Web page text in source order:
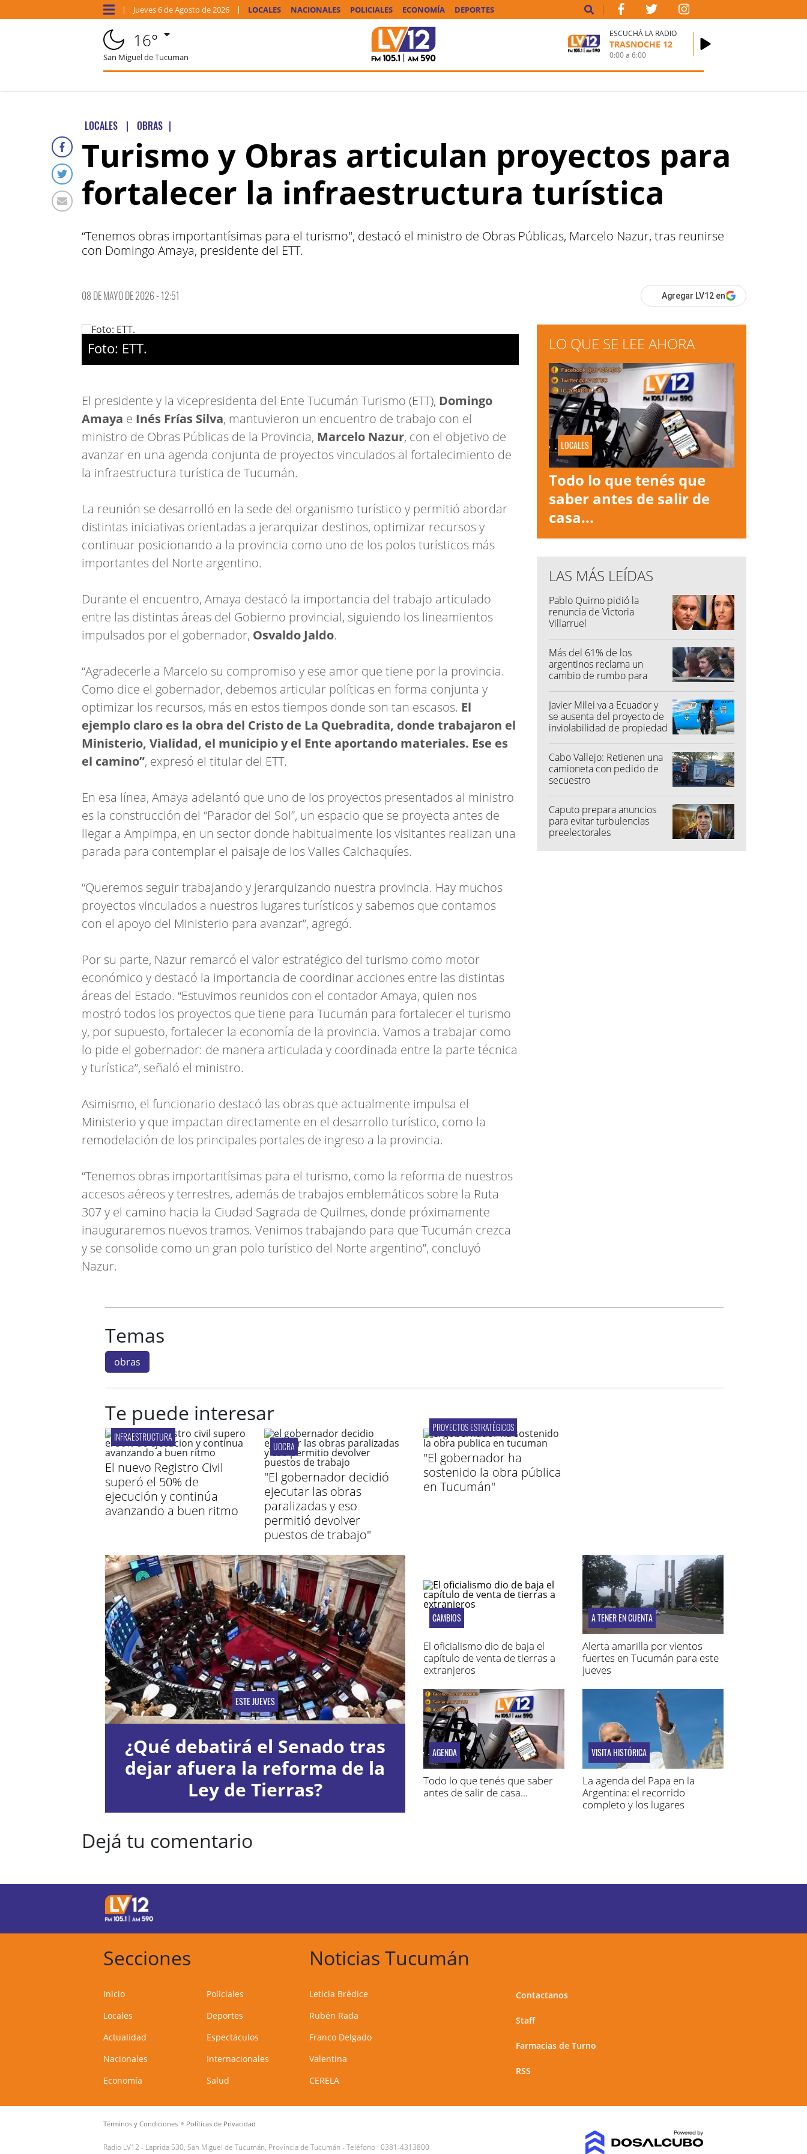
Jueves6 deAgosto de 2026 LOCALES NACIONALES POLICIALES ECONOMÍA DEPORTES
16°
San Miguel de Tucuman
ESCUCHÁ LA RADIO
TRASNOCHE 12
0:00a6:00
LOCALES | OBRAS |
Turismo y Obras articulan proyectos para
fortalecer la infraestructura turística
“Tenemos obras importantísimas para el turismo", destacó el ministro de Obras Públicas, Marcelo Nazur, tras reunirse
con Domingo Amaya, presidente del ETT.
08 DE MAYO DE 2026 - 12:51 Agregar LV12 en
Foto: ETT.
El presidente y la vicepresidenta del Ente Tucumán Turismo (ETT), Domingo
Amaya e Inés Frías Silva, mantuvieron un encuentro de trabajo con el
ministro de Obras Públicas de la Provincia, Marcelo Nazur, con el objetivo de
avanzar en una agenda conjunta de proyectos vinculados al fortalecimiento de
la infraestructura turística de Tucumán.
La reunión se desarrolló en la sede del organismo turístico y permitió abordar
distintas iniciativas orientadas a jerarquizar destinos, optimizar recursos y
continuar posicionando a la provincia como uno de los polos turísticos más
importantes del Norte argentino.
Durante el encuentro, Amaya destacó la importancia del trabajo articulado
entre las distintas áreas del Gobierno provincial, siguiendo los lineamientos
impulsados por el gobernador, Osvaldo Jaldo.
“Agradecerle a Marcelo su compromiso y ese amor que tiene por la provincia.
Como dice el gobernador, debemos articular políticas en forma conjunta y
optimizar los recursos, más en estos tiempos donde son tan escasos. El
ejemplo claro es la obra del Cristo de La Quebradita, donde trabajaron el
Ministerio, Vialidad, el municipio y el Ente aportando materiales. Ese es
el camino”, expresó el titular del ETT.
En esa línea, Amaya adelantó que uno de los proyectos presentados al ministro
es la construcción del “Parador del Sol”, un espacio que se proyecta antes de
llegar a Ampimpa, en un sector donde habitualmente los visitantes realizan una
parada para contemplar el paisaje de los Valles Calchaquíes.
“Queremos seguir trabajando y jerarquizando nuestra provincia. Hay muchos
proyectos vinculados a nuestros lugares turísticos y sabemos que contamos
con el apoyo del Ministerio para avanzar”, agregó.
Por su parte, Nazur remarcó el valor estratégico del turismo como motor
económico y destacó la importancia de coordinar acciones entre las distintas
áreas del Estado. “Estuvimos reunidos con el contador Amaya, quien nos
mostró todos los proyectos que tiene para Tucumán para fortalecer el turismo
y, por supuesto, fortalecer la economía de la provincia. Vamos a trabajar como
lo pide el gobernador: de manera articulada y coordinada entre la parte técnica
y turística”, señaló el ministro.
Asimismo, el funcionario destacó las obras que actualmente impulsa el
Ministerio y que impactan directamente en el desarrollo turístico, como la
remodelación de los principales portales de ingreso a la provincia.
“Tenemos obras importantísimas para el turismo, como la reforma de nuestros
accesos aéreos y terrestres, además de trabajos emblemáticos sobre la Ruta
307 y el camino hacia la Ciudad Sagrada de Quilmes, donde próximamente
inauguraremos nuevos tramos. Venimos trabajando para que Tucumán crezca
y se consolide como un gran polo turístico del Norte argentino”, concluyó
Nazur.
LO QUE SE LEE AHORA
LOCALES
Todo lo que tenés que
saber antes de salir de
casa...
LAS MÁS LEÍDAS
Pablo Quirno pidió la
renuncia de Victoria
Villarruel
Más del 61% de los
argentinos reclama un
cambio de rumbo para
Javier Milei va a Ecuador y
se ausenta del proyecto de
inviolabilidad de propiedad
Cabo Vallejo: Retienen una
camioneta con pedido de
secuestro
Caputo prepara anuncios
para evitar turbulencias
preelectorales
Temas
obras
Te puede interesar
INFRAESTRUCTURA
El nuevo Registro Civil
superó el 50% de
ejecución y continúa
avanzando a buen ritmo
UOCRA
"El gobernador decidió
ejecutar las obras
paralizadas y eso
permitió devolver
puestos de trabajo"
PROYECTOS ESTRATÉGICOS
"El gobernador ha
sostenido la obra pública
en Tucumán"
ESTE JUEVES
¿Qué debatirá el Senado tras
dejar afuera la reforma de la
Ley de Tierras?
CAMBIOS
El oficialismo dio de baja el
capítulo de venta de tierras a
extranjeros
A TENER EN CUENTA
Alerta amarilla por vientos
fuertes en Tucumán para este
jueves
AGENDA
Todo lo que tenés que saber
antes de salir de casa...
VISITA HISTÓRICA
La agenda del Papa en la
Argentina: el recorrido
completo y los lugares
Dejá tu comentario
Secciones
Inicio
Locales
Actualidad
Nacionales
Economía
Policiales
Deportes
Espectáculos
Internacionales
Salud
Noticias Tucumán
Leticia Brédice
Rubén Rada
Franco Delgado
Valentina
CERELA
Contactanos
Staff
Farmacias de Turno
RSS
Términos y Condiciones Políticas de Privacidad
Radio LV12 - Laprida 530, San Miguel de Tucumán, Provincia de Tucumán - Teléfono : 0381-4313800